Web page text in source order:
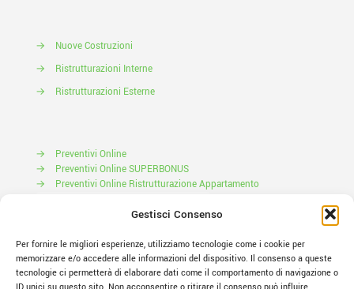
Gestisci Consenso
Per fornire le migliori esperienze, utilizziamo tecnologie come i cookie per
memorizzare e/o accedere alle informazioni del dispositivo. Il consenso a queste
tecnologie ci permetterà di elaborare dati come il comportamento di navigazione o
→
Nuove Costruzioni
→
Ristrutturazioni Interne
→
Ristrutturazioni Esterne
→
Preventivi Online
→
Preventivi Online SUPERBONUS
→
Preventivi Online Ristrutturazione Appartamento
Prenota il tuo Sopralluogo